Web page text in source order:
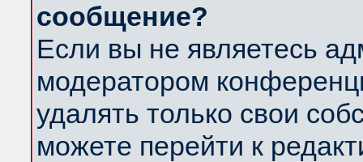
сообщение?
Если вы не являетесь
модератором
удалять только свои
можете перейти к